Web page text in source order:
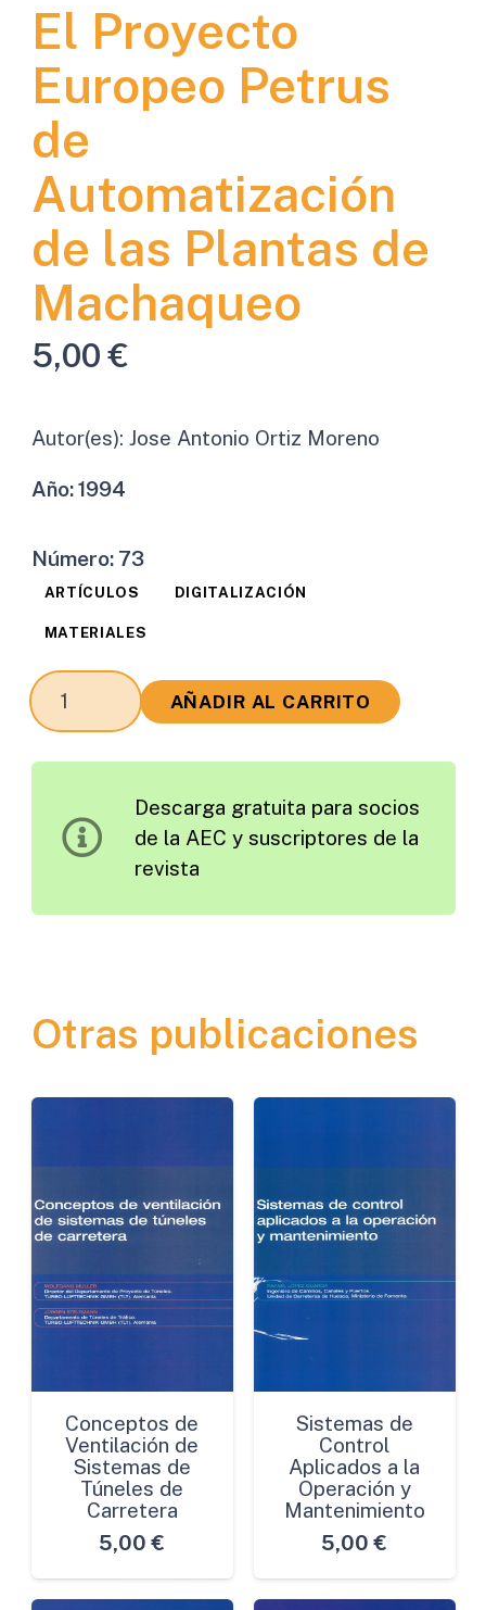
El Proyecto
Europeo Petrus
de
Automatización
de las Plantas de
Machaqueo
5,00€
Autor(es): Jose Antonio Ortiz Moreno
Año:1994
Número: 73
ARTÍCULOS DIGITALIZACIÓN
MATERIALES
El
Proyecto
Automatización
cantidad
AÑADIR AL CARRITO
Descarga gratuita para socios
de la AEC y suscriptores de la
revista
Otras publicaciones
Conceptos de
Ventilación de
Sistemas de
Túneles de
Carretera
5,00 €
Sistemas de
Control
Aplicados a la
Operación y
Mantenimiento
5,00 €